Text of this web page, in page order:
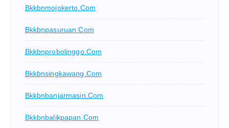
Bkkbnmojokerto.com
Bkkbnpasuruan.com
Bkkbnprobolinggo.com
Bkkbnsingkawang.com
Bkkbnbanjarmasin.com
Bkkbnbalikpapan.com